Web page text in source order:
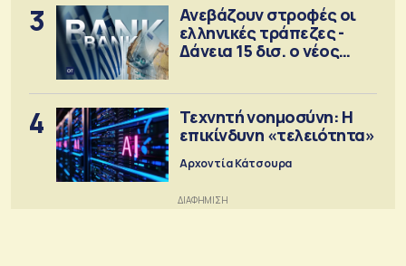
3
Ανεβάζουν στροφές οι
ελληνικές τράπεζες -
Δάνεια 15 δισ. ο νέος
4
Τεχνητή νοημοσύνη: Η
επικίνδυνη «τελειότητα»
Αρχοντία Κάτσουρα